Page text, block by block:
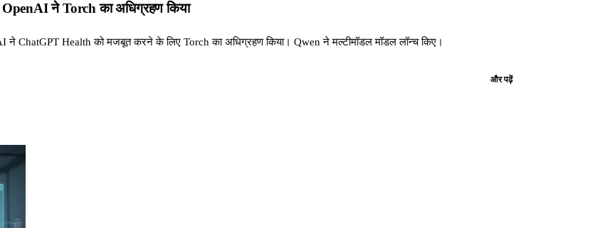
ने Torch का अधिग्रहण किया
ने ChatGPT Health को मजबूत करने के लिए Torch का अधिग्रहण किया। Qwen ने मल्टीमॉडल मॉडल लॉन्च किए।
और पढ़ें